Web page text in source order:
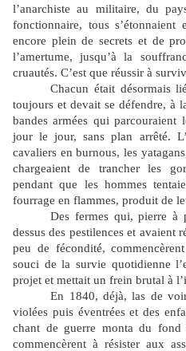
l’anarchiste au militaire, du
fonctionnaire, tous s’étonnaient
encore plein de secrets et de
l’amertume, jusqu’à la
cruautés. C’est que réussir à
Chacun était désormais
toujours et devait se défendre, à
bandes armées qui parcouraient
jour le jour, sans plan arrêté.
cavaliers en burnous, les
chargeaient de trancher les
pendant que les hommes
fourrage en flammes, produit de
Des fermes qui, pierre à
dessus des pestilences et avaient
peu de fécondité,
souci de la survie quotidienne
projet et mettait un frein brutal à
En 1840, déjà, las de
violées puis éventrées et des
chant de guerre monta du
commencèrent à résister aux